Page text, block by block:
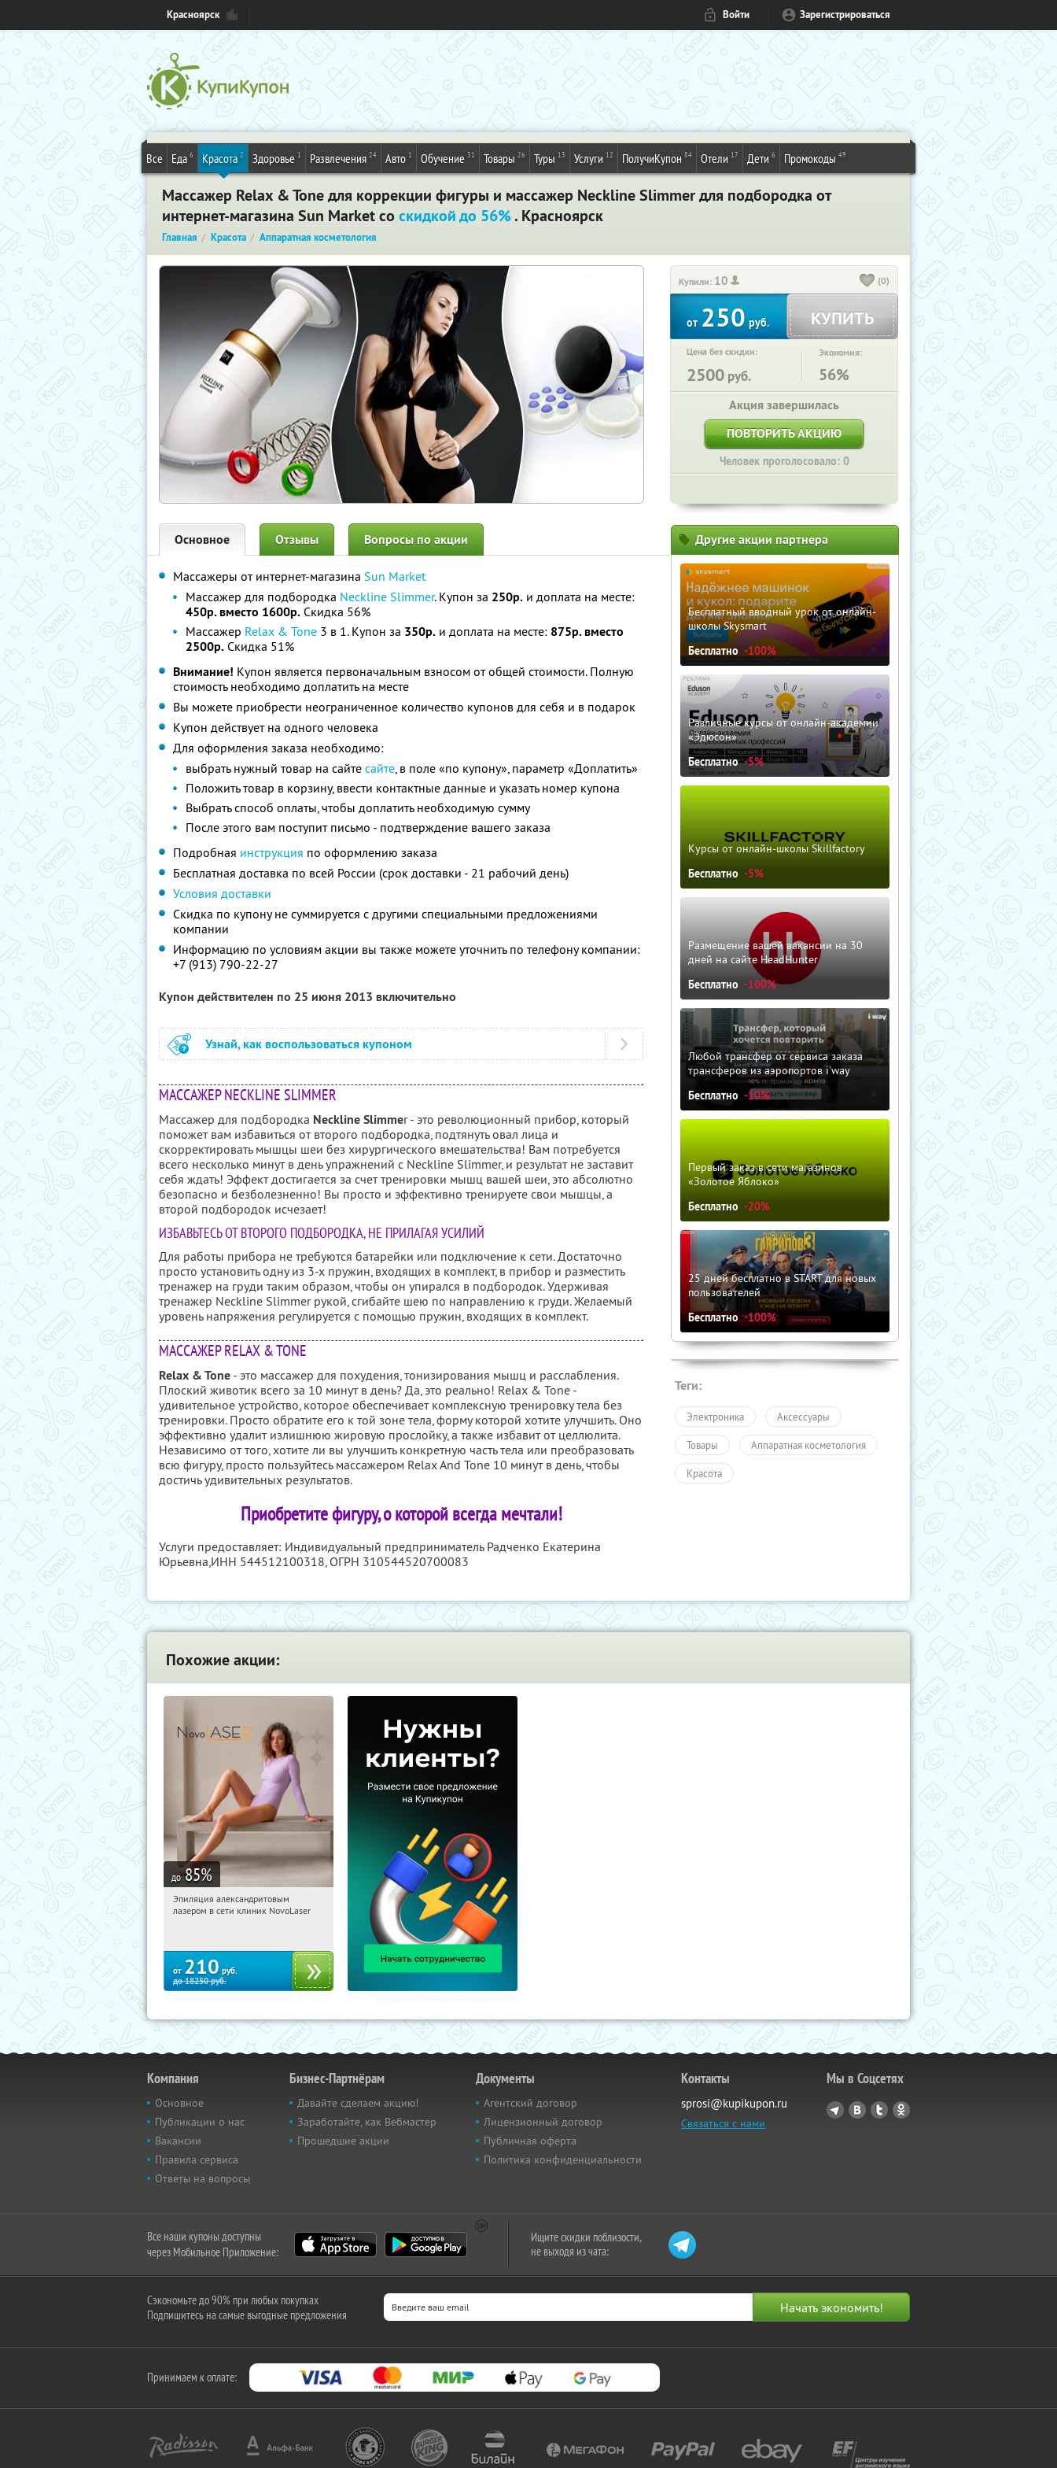
Красноярск Войти Зарегистрироваться
Все Еда 6 Красота 2 Здоровье 1 Развлечения 24 Авто 1 Обучение 31 Товары 26 Туры 13 Услуги 12 ПолучиКупон 84 Отели 17 Дети 6 Промокоды 49
Массажер Relax & Tone для коррекции фигуры и массажер Neckline Slimmer для подбородка от
интернет-магазина Sun Market со скидкой до 56%. Красноярск
Главная Красота Аппаратная косметология
Купили: 10 (0)
от250руб. КУПИТЬ
Цена без скидки:
2500 руб.
Экономия:
56%
Акция завершилась
ПОВТОРИТЬ АКЦИЮ
Человек проголосовало: 0
Основное Отзывы Вопросы по акции
Массажеры от интернет-магазина Sun Market
Массажер для подбородка Neckline Slimmer. Купон за 250р. и доплата на месте:
450р. вместо 1600р. Скидка 56%
Массажер Relax & Tone 3 в 1. Купон за 350р. и доплата на месте: 875р. вместо
2500р. Скидка 51%
Внимание! Купон является первоначальным взносом от общей стоимости. Полную
стоимость необходимо доплатить на месте
Вы можете приобрести неограниченное количество купонов для себя и в подарок
Купон действует на одного человека
Для оформления заказа необходимо:
выбрать нужный товар на сайте сайте, в поле «по купону», параметр «Доплатить»
Положить товар в корзину, ввести контактные данные и указать номер купона
Выбрать способ оплаты, чтобы доплатить необходимую сумму
После этого вам поступит письмо - подтверждение вашего заказа
Подробная инструкция по оформлению заказа
Бесплатная доставка по всей России (срок доставки - 21 рабочий день)
Условия доставки
Скидка по купону не суммируется с другими специальными предложениями
компании
Информацию по условиям акции вы также можете уточнить по телефону компании:
+7 (913) 790-22-27
Купон действителен по 25 июня 2013 включительно
Узнай, как воспользоваться купоном
МАССАЖЕР NECKLINE SLIMMER
Массажер для подбородка Neckline Slimmer - это революционный прибор, который
поможет вам избавиться от второго подбородка, подтянуть овал лица и
скорректировать мышцы шеи без хирургического вмешательства! Вам потребуется
всего несколько минут в день упражнений с Neckline Slimmer, и результат не заставит
себя ждать! Эффект достигается за счет тренировки мышц вашей шеи, это абсолютно
безопасно и безболезненно! Вы просто и эффективно тренируете свои мышцы, а
второй подбородок исчезает!
ИЗБАВЬТЕСЬ ОТ ВТОРОГО ПОДБОРОДКА, НЕ ПРИЛАГАЯ УСИЛИЙ
Для работы прибора не требуются батарейки или подключение к сети. Достаточно
просто установить одну из 3-х пружин, входящих в комплект, в прибор и разместить
тренажер на груди таким образом, чтобы он упирался в подбородок. Удерживая
тренажер Neckline Slimmer рукой, сгибайте шею по направлению к груди. Желаемый
уровень напряжения регулируется с помощью пружин, входящих в комплект.
МАССАЖЕР RELAX & TONE
Relax & Tone - это массажер для похудения, тонизирования мышц и расслабления.
Плоский животик всего за 10 минут в день? Да, это реально! Relax & Tone -
удивительное устройство, которое обеспечивает комплексную тренировку тела без
тренировки. Просто обратите его к той зоне тела, форму которой хотите улучшить. Оно
эффективно удалит излишнюю жировую прослойку, а также избавит от целлюлита.
Независимо от того, хотите ли вы улучшить конкретную часть тела или преобразовать
всю фигуру, просто пользуйтесь массажером Relax And Tone 10 минут в день, чтобы
достичь удивительных результатов.
Приобретите фигуру, о которой всегда мечтали!
Услуги предоставляет: Индивидуальный предприниматель Радченко Екатерина
Юрьевна,ИНН 544512100318, ОГРН 310544520700083
Другие акции партнера
Бесплатный вводный урок от онлайн-
школы Skysmart
Бесплатно -100%
Различные курсы от онлайн-академии
«Эдюсон»
Бесплатно -5%
Курсы от онлайн-школы Skillfactory
Бесплатно -5%
Размещение вашей вакансии на 30
дней на сайте HeadHunter
Бесплатно -100%
Любой трансфер от сервиса заказа
трансферов из аэропортов i'way
Бесплатно -10%
Первый заказ в сети магазинов
«Золотое Яблоко»
Бесплатно -20%
25 дней бесплатно в START для новых
пользователей
Бесплатно -100%
Теги:
Электроника Аксессуары
Товары Аппаратная косметология
Красота
Похожие акции:
до 85%
20:01:22 Купили:
Эпиляция александритовым
лазером в сети клиник NovoLaser
от 210 руб.
до18250руб.
Компания
Основное
Публикации о нас
Вакансии
Правила сервиса
Ответы на вопросы
Бизнес-Партнёрам
Давайте сделаем акцию!
Заработайте, как Вебмастер
Прошедшие акции
Документы
Агентский договор
Лицензионный договор
Публичная оферта
Политика конфиденциальности
Контакты
sprosi@kupikupon.ru
Связаться с нами
Мы в Соцсетях
Все наши купоны доступны
через Мобильное Приложение:
Ищите скидки поблизости,
не выходя из чата:
Сэкономьте до 90% при любых покупках
Подпишитесь на самые выгодные предложения
Принимаем к оплате: